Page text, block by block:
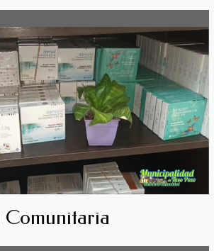
Comunitaria